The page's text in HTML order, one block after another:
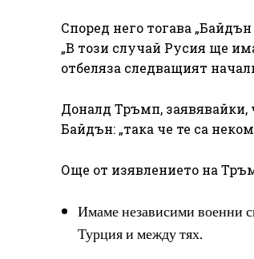
Според него тогава
„В този случай Русия ще
отбеляза следващият
Доналд Тръмп, заявявайки,
Байдън: „така че те са
Още от изявлението на
Имаме независими военни
Турция и между тях.